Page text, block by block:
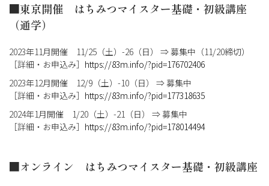
■東京開催 はちみつマイスター基礎・初級講座
（通学）
2023年11月開催 11/25（土）-26（日） ⇒ 募集中（11/20締切）
［詳細・お申込み］ https://83m.info/?pid=176702406
2023年12月開催 12/9（土）-10（日） ⇒ 募集中
［詳細・お申込み］ https://83m.info/?pid=177318635
2024年1月開催 1/20（土）-21（日） ⇒ 募集中
［詳細・お申込み］ https://83m.info/?pid=178014494
■オンライン はちみつマイスター基礎・初級講座